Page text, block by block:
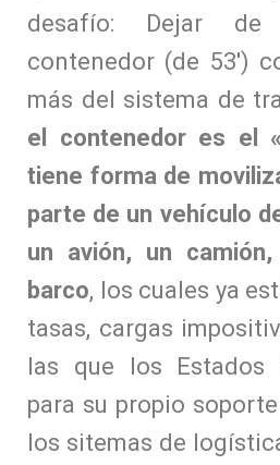
desafío: Dejar de
contenedor (de 53′)
más del sistema de
el contenedor es el
tiene forma de
parte de un vehículo
un avión, un
barco, los cuales ya
tasas, cargas
las que los Estados
para su propio
los sitemas de